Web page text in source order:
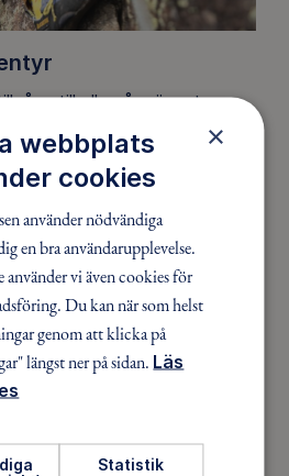
till alla våra äventyr,
ideella ledare guidar barn,
och trygga äventyr i
isen och på fjället.
×
webbplats
cookies
använder nödvändiga
en bra användarupplevelse.
vi även cookies för
Du kan när som helst
genom att klicka på
längst ner på sidan. Läs
Statistik